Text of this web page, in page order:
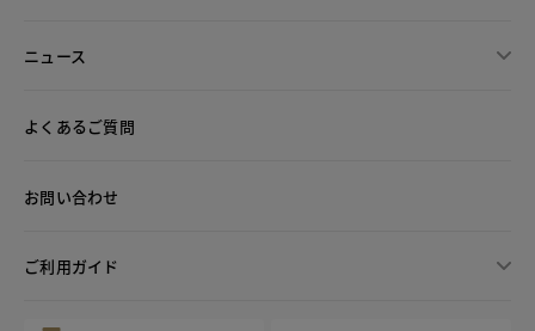
ニュース
よくあるご質問
お問い合わせ
ご利用ガイド